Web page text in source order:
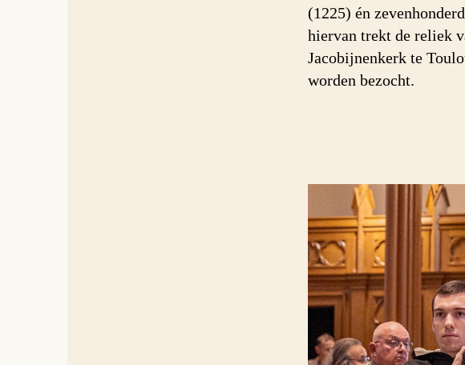
(1225) én
hiervan trekt de reliek
Jacobijnenkerk te
worden bezocht.
Dominicanen lopen op 29 november
van Aquino. Ze gaan naar de Mis die
tentoongesteld en die dag vereerd.
Op internet staan al diverse
. Eind maart en begin
hiermee zeer verguld, want